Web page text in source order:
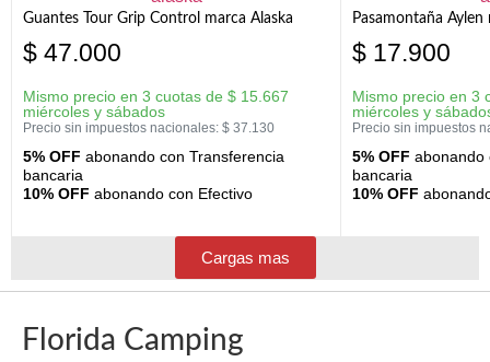
Guantes Tour Grip Control marca Alaska
$ 47.000
Mismo precio en 3 cuotas de $ 15.667
miércoles y sábados
Precio sin impuestos nacionales: $ 37.130
5% OFF abonando con Transferencia
bancaria
10% OFF abonando con Efectivo
Pasamontaña Aylen
$ 17.900
Mismo precio en 3
miércoles y
Precio sin impuestos
5% OFF abonando
bancaria
10% OFF
Cargas mas
Florida Camping